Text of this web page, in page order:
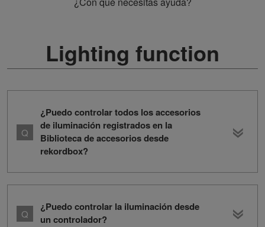
Lighting function
¿Puedo controlar todos los accesorios
de iluminación registrados en la
Biblioteca de accesorios desde
rekordbox?
¿Puedo controlar la iluminación desde
un controlador?